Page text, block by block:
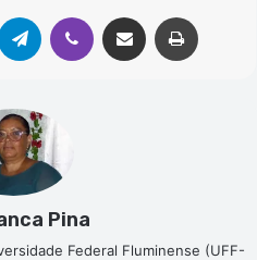
Telegram Viber Compartilhar via e-mail
Pina
Federal Fluminense (UFF-